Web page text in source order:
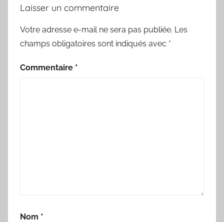
Laisser un commentaire
Votre adresse e-mail ne sera pas publiée. Les
champs obligatoires sont indiqués avec *
Commentaire *
Nom *